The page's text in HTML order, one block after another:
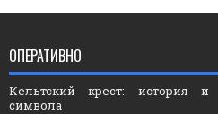
ОПЕРАТИВНО
Кельтский крест: история и
символа